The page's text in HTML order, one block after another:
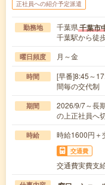
正社員への紹介予定派遣
勤務地 千葉県千葉市
千葉駅から徒
曜日頻度 月～金
時間
[早番]8:45～
間毎の交代制
期間
2026/9/7～長
の上正社員へ
時給 時給1600円＋
交通費
交通費実費支